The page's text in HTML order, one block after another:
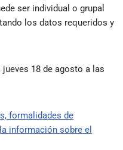
ser individual o grupal
los datos requeridos y
18 de agosto a las
formalidades de
información sobre el